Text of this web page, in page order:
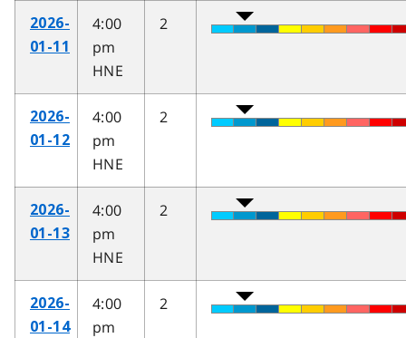
2026-
01-11
4:00
pm
HNE
2
2026-
01-12
4:00
pm
HNE
2
2026-
01-13
4:00
pm
HNE
2
2026-
01-14
4:00
pm
2